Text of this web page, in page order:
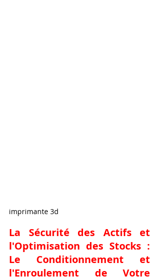
imprimante 3d
La Sécurité des Actifs et
l'Optimisation des Stocks :
Le Conditionnement et